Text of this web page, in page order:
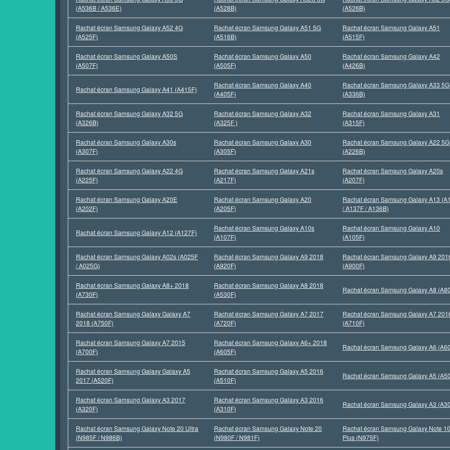
(A536B / A536E)
(A528B)
(A526B)
Rachat écran Samsung Galaxy A52 4G
(A525F)
Rachat écran Samsung Galaxy A51 5G
(A516B)
Rachat écran Samsung Galaxy A51
(A515F)
Rachat écran Samsung Galaxy A50S
(A507F)
Rachat écran Samsung Galaxy A50
(A505F)
Rachat écran Samsung Galaxy A42
(A426B)
Rachat écran Samsung Galaxy A41 (A415F)
Rachat écran Samsung Galaxy A40
(A405F)
Rachat écran Samsung Galaxy A33 5G
(A336B)
Rachat écran Samsung Galaxy A32 5G
(A326B)
Rachat écran Samsung Galaxy A32
(A325F )
Rachat écran Samsung Galaxy A31
(A315F)
Rachat écran Samsung Galaxy A30s
(A307F)
Rachat écran Samsung Galaxy A30
(A305F)
Rachat écran Samsung Galaxy A22 5G
(A226B)
Rachat écran Samsung Galaxy A22 4G
(A225F)
Rachat écran Samsung Galaxy A21s
(A217F)
Rachat écran Samsung Galaxy A20s
(A207F)
Rachat écran Samsung Galaxy A20E
(A202F)
Rachat écran Samsung Galaxy A20
(A205F)
Rachat écran Samsung Galaxy A13
/ A137F / A136B)
Rachat écran Samsung Galaxy A12 (A127F)
Rachat écran Samsung Galaxy A10s
(A107F)
Rachat écran Samsung Galaxy A10
(A105F)
Rachat écran Samsung Galaxy A02s (A025F
/ A025G)
Rachat écran Samsung Galaxy A9 2018
(A920F)
Rachat écran Samsung Galaxy A9
(A900F)
Rachat écran Samsung Galaxy A8+ 2018
(A730F)
Rachat écran Samsung Galaxy A8 2018
(A530F)
Rachat écran Samsung Galaxy A8
Rachat écran Samsung Galaxy Galaxy A7
2018 (A750F)
Rachat écran Samsung Galaxy A7 2017
(A720F)
Rachat écran Samsung Galaxy A7
(A710F)
Rachat écran Samsung Galaxy A7 2015
(A700F)
Rachat écran Samsung Galaxy A6+ 2018
(A605F)
Rachat écran Samsung Galaxy A6
Rachat écran Samsung Galaxy Galaxy A5
2017 (A520F)
Rachat écran Samsung Galaxy A5 2016
(A510F)
Rachat écran Samsung Galaxy A5
Rachat écran Samsung Galaxy A3 2017
(A320F)
Rachat écran Samsung Galaxy A3 2016
(A310F)
Rachat écran Samsung Galaxy A3
Rachat écran Samsung Galaxy Note 20 Ultra
(N985F / N986B)
Rachat écran Samsung Galaxy Note 20
(N980F / N981F)
Rachat écran Samsung Galaxy Note 10
Plus (N975F)